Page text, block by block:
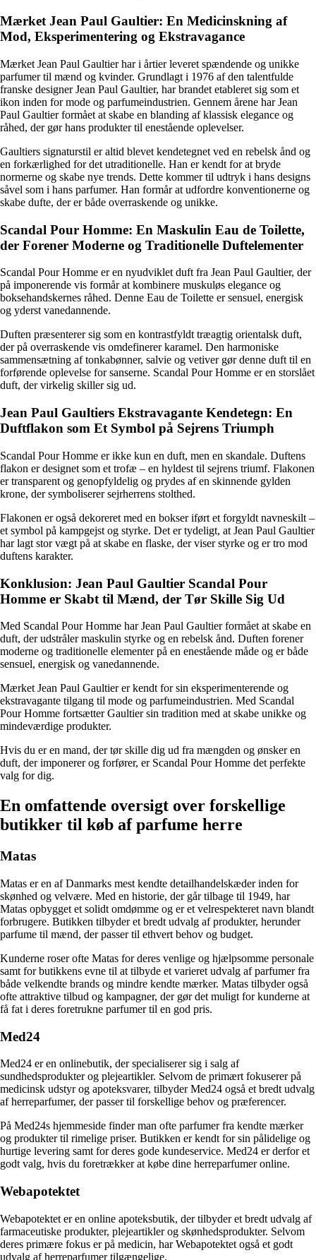
Mærket Jean Paul Gaultier: En Medicinskning af
Mod, Eksperimentering og Ekstravagance
Mærket Jean Paul Gaultier har i årtier leveret spændende og unikke
parfumer til mænd og kvinder. Grundlagt i 1976 af den talentfulde
franske designer Jean Paul Gaultier, har brandet etableret sig som et
ikon inden for mode og parfumeindustrien. Gennem årene har Jean
Paul Gaultier formået at skabe en blanding af klassisk elegance og
råhed, der gør hans produkter til enestående oplevelser.
Gaultiers signaturstil er altid blevet kendetegnet ved en rebelsk ånd og
en forkærlighed for det utraditionelle. Han er kendt for at bryde
normerne og skabe nye trends. Dette kommer til udtryk i hans designs
såvel som i hans parfumer. Han formår at udfordre konventionerne og
skabe dufte, der er både overraskende og unikke.
Scandal Pour Homme: En Maskulin Eau de Toilette,
der Forener Moderne og Traditionelle Duftelementer
Scandal Pour Homme er en nyudviklet duft fra Jean Paul Gaultier, der
på imponerende vis formår at kombinere muskuløs elegance og
boksehandskernes råhed. Denne Eau de Toilette er sensuel, energisk
og yderst vanedannende.
Duften præsenterer sig som en kontrastfyldt træagtig orientalsk duft,
der på overraskende vis omdefinerer karamel. Den harmoniske
sammensætning af tonkabønner, salvie og vetiver gør denne duft til en
forførende oplevelse for sanserne. Scandal Pour Homme er en storslået
duft, der virkelig skiller sig ud.
Jean Paul Gaultiers Ekstravagante Kendetegn: En
Duftflakon som Et Symbol på Sejrens Triumph
Scandal Pour Homme er ikke kun en duft, men en skandale. Duftens
flakon er designet som et trofæ – en hyldest til sejrens triumf. Flakonen
er transparent og genopfyldelig og prydes af en skinnende gylden
krone, der symboliserer sejrherrens stolthed.
Flakonen er også dekoreret med en bokser iført et forgyldt navneskilt –
et symbol på kampgejst og styrke. Det er tydeligt, at Jean Paul Gaultier
har lagt stor vægt på at skabe en flaske, der viser styrke og er tro mod
duftens karakter.
Konklusion: Jean Paul Gaultier Scandal Pour
Homme er Skabt til Mænd, der Tør Skille Sig Ud
Med Scandal Pour Homme har Jean Paul Gaultier formået at skabe en
duft, der udstråler maskulin styrke og en rebelsk ånd. Duften forener
moderne og traditionelle elementer på en enestående måde og er både
sensuel, energisk og vanedannende.
Mærket Jean Paul Gaultier er kendt for sin eksperimenterende og
ekstravagante tilgang til mode og parfumeindustrien. Med Scandal
Pour Homme fortsætter Gaultier sin tradition med at skabe unikke og
mindeværdige produkter.
Hvis du er en mand, der tør skille dig ud fra mængden og ønsker en
duft, der imponerer og forfører, er Scandal Pour Homme det perfekte
valg for dig.
En omfattende oversigt over forskellige
butikker til køb af parfume herre
Matas
Matas er en af Danmarks mest kendte detailhandelskæder inden for
skønhed og velvære. Med en historie, der går tilbage til 1949, har
Matas opbygget et solidt omdømme og er et velrespekteret navn blandt
forbrugere. Butikken tilbyder et bredt udvalg af produkter, herunder
parfume til mænd, der passer til ethvert behov og budget.
Kunderne roser ofte Matas for deres venlige og hjælpsomme personale
samt for butikkens evne til at tilbyde et varieret udvalg af parfumer fra
både velkendte brands og mindre kendte mærker. Matas tilbyder også
ofte attraktive tilbud og kampagner, der gør det muligt for kunderne at
få fat i deres foretrukne parfumer til en god pris.
Med24
Med24 er en onlinebutik, der specialiserer sig i salg af
sundhedsprodukter og plejeartikler. Selvom de primært fokuserer på
medicinsk udstyr og apoteksvarer, tilbyder Med24 også et bredt udvalg
af herreparfumer, der passer til forskellige behov og præferencer.
På Med24s hjemmeside finder man ofte parfumer fra kendte mærker
og produkter til rimelige priser. Butikken er kendt for sin pålidelige og
hurtige levering samt for deres gode kundeservice. Med24 er derfor et
godt valg, hvis du foretrækker at købe dine herreparfumer online.
Webapotektet
Webapotektet er en online apoteksbutik, der tilbyder et bredt udvalg af
farmaceutiske produkter, plejeartikler og skønhedsprodukter. Selvom
deres primære fokus er på medicin, har Webapotektet også et godt
udvalg af herreparfumer tilgængelige.